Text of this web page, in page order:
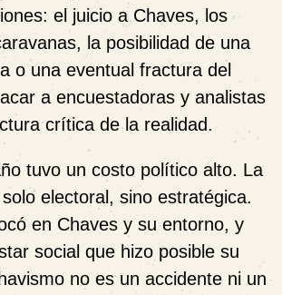
el juicio a Chaves, los
la posibilidad de una
o una eventual fractura del
a encuestadoras y analistas
crítica de la realidad.
tuvo un costo político alto. La
electoral, sino estratégica.
en Chaves y su entorno, y
social que hizo posible su
no es un accidente ni un